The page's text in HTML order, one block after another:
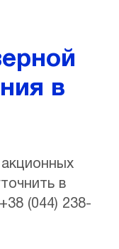
в
в
(044) 238-